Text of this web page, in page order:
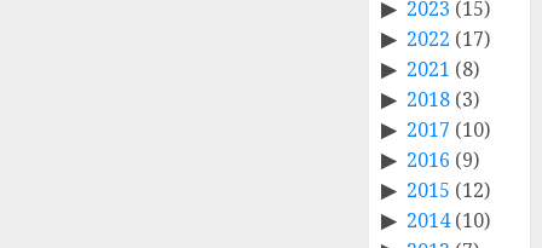
2023 (15)
2022 (17)
2021 (8)
2018 (3)
2017 (10)
2016 (9)
2015 (12)
2014(10)